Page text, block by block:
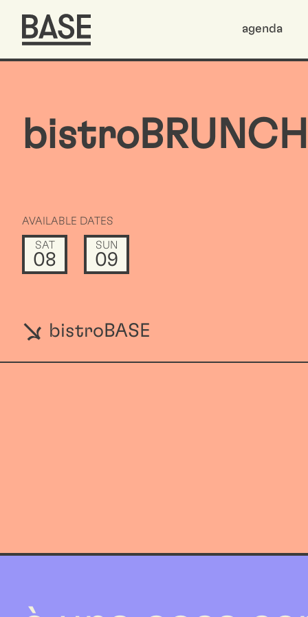
agenda
bistroBRUNCH
AVAILABLE DATES
SAT
08
SUN
09
bistroBASE